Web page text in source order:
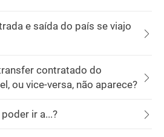
e saída do país se viajo
contratado do
ou vice-versa, não aparece?
ir a...?